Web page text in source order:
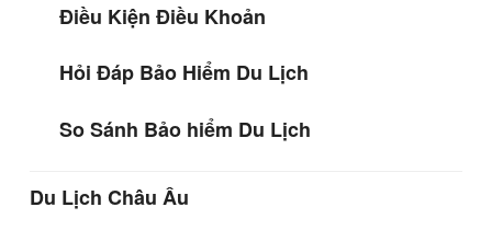
Điều Kiện Điều Khoản
Hỏi Đáp Bảo Hiểm Du Lịch
So Sánh Bảo hiểm Du Lịch
Du Lịch Châu Âu